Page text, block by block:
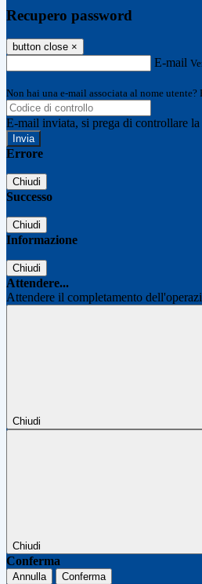
Recupero password
button close ×
E-mail
Non hai una e-mail associata al nome
E-mail inviata, si prega di controllare
Errore
Chiudi
Successo
Chiudi
Informazione
Chiudi
Attendere...
Attendere il completamento
Chiudi
Chiudi
Conferma
Annulla Conferma